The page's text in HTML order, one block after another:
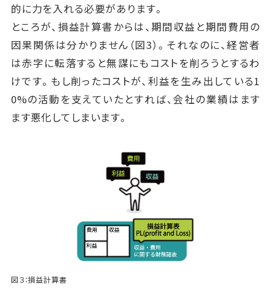
的に力を入れる必要があります。
ところが、損益計算書からは、期間収益と期間費用の
因果関係は分かりません（図3）。それなのに、経営者
は赤字に転落すると無謀にもコストを削ろうとするわ
けです。もし削ったコストが、利益を生み出している1
0%の活動を支えていたとすれば、会社の業績はます
ます悪化してしまいます。
図３：損益計算書